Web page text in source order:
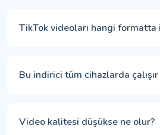
TikTok videoları hangi
Bu indirici tüm cihazlarda çalışır
Video kalitesi düşükse ne olur?